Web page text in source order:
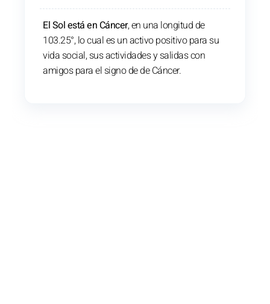
El Sol está en Cáncer, en una longitud de
103.25°, lo cual es un activo positivo para su
vida social, sus actividades y salidas con
amigos para el signo de de Cáncer.